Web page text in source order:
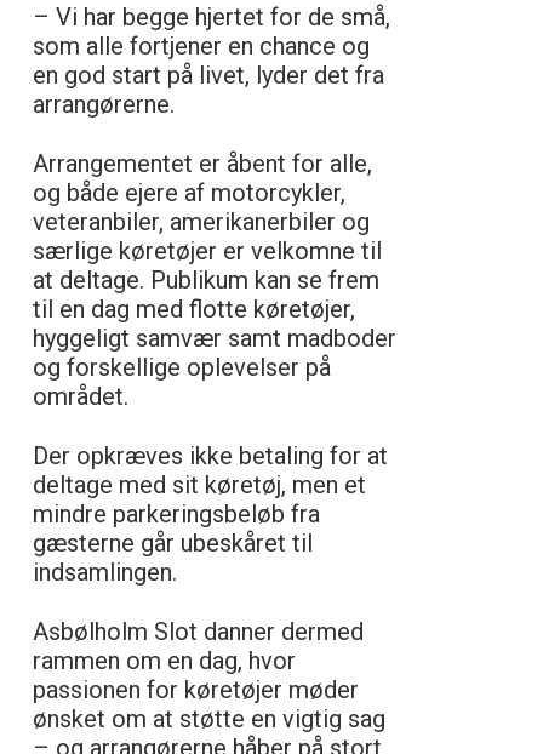
– Vi har begge hjertet for de små,
som alle fortjener en chance og
en god start på livet, lyder det fra
arrangørerne.
Arrangementet er åbent for alle,
og både ejere af motorcykler,
veteranbiler, amerikanerbiler og
særlige køretøjer er velkomne til
at deltage. Publikum kan se frem
til en dag med flotte køretøjer,
hyggeligt samvær samt madboder
og forskellige oplevelser på
området.
Der opkræves ikke betaling for at
deltage med sit køretøj, men et
mindre parkeringsbeløb fra
gæsterne går ubeskåret til
indsamlingen.
Asbølholm Slot danner dermed
rammen om en dag, hvor
passionen for køretøjer møder
ønsket om at støtte en vigtig sag
– og arrangørerne håber på stort